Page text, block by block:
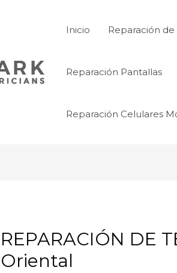
Inicio Reparación
Reparación Pantallas
Reparación Celulares
REPARACIÓN DE
Oriental